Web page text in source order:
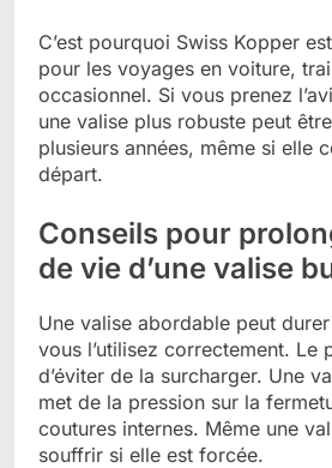
C’est pourquoi Swiss Kopper
pour les voyages en voiture,
occasionnel. Si vous prenez
une valise plus robuste peut
plusieurs années, même si elle
départ.
Conseils pour
de vie d’une valise
Une valise abordable peut
vous l’utilisez correctement. Le
d’éviter de la surcharger. Une
met de la pression sur la
coutures internes. Même une
souffrir si elle est forcée.